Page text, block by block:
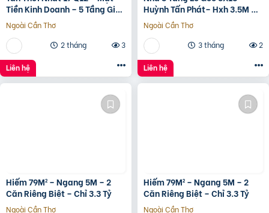
Tiền Kinh Doanh – 5 Tầng Giá
13.6 Tỷ
Ngoài Cần Thơ
2 tháng
3
Liên hệ
Huỳnh Tấn Phát– Hxh 3.5M –
Kinh Doanh Tốt – Shr Hoàn
Công Đủ- Giá 3 Tỷ Hơn.
Ngoài Cần Thơ
3 tháng
2
Liên hệ
Hiếm 79M² – Ngang 5M – 2
Căn Riêng Biệt – Chỉ 3.3 Tỷ
Ngoài Cần Thơ
Hiếm 79M² – Ngang 5M – 2
Căn Riêng Biệt – Chỉ 3.3 Tỷ
Ngoài Cần Thơ